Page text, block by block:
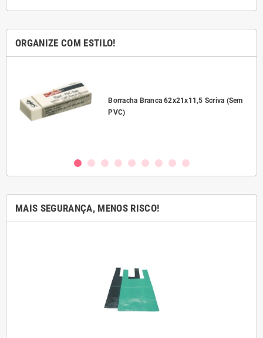
ORGANIZE COM ESTILO!
Borracha Branca 62x21x11,5 Scriva (Sem
PVC)
MAIS SEGURANÇA, MENOS RISCO!